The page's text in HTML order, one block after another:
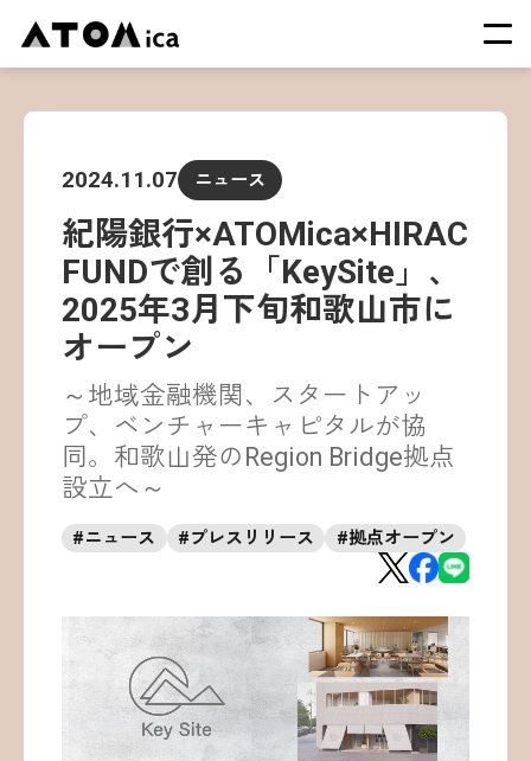
会社概要
サービス
運営施設一覧
ニュース
採用情報
2024.11.07 ニュース
紀陽銀行×ATOMica×HIRAC
FUNDで創る「KeySite」、
2025年3月下旬和歌山市に
オープン
～地域金融機関、スタートアッ
プ、ベンチャーキャピタルが協
同。和歌山発のRegion Bridge拠点
設立へ～
#ニュース #プレスリリース #拠点オープン